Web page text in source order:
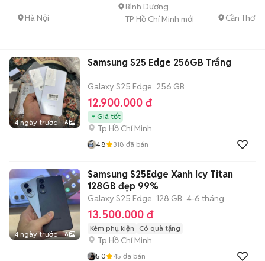
Hà Nội
Bình Dương
TP Hồ Chí Minh mới
Cần Thơ
4 ngày trước 6
Samsung S25 Edge 256GB Trắng
Galaxy S25 Edge 256 GB
12.900.000 đ
Giá tốt
Tp Hồ Chí Minh
4.8 318 đã bán
4 ngày trước 6
Samsung S25Edge Xanh Icy Titan
128GB đẹp 99%
Galaxy S25 Edge 128 GB 4-6 tháng
13.500.000 đ
Kèm phụ kiện Có quà tặng
Tp Hồ Chí Minh
5.0 45 đã bán